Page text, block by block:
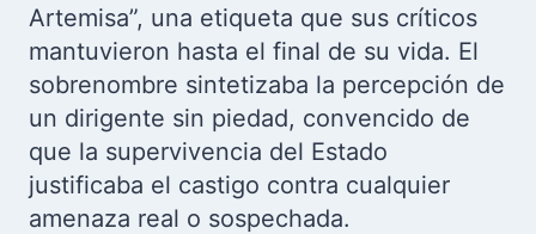
Artemisa”, una etiqueta que sus críticos
mantuvieron hasta el final de su vida. El
sobrenombre sintetizaba la percepción de
un dirigente sin piedad, convencido de
que la supervivencia del Estado
justificaba el castigo contra cualquier
amenaza real o sospechada.